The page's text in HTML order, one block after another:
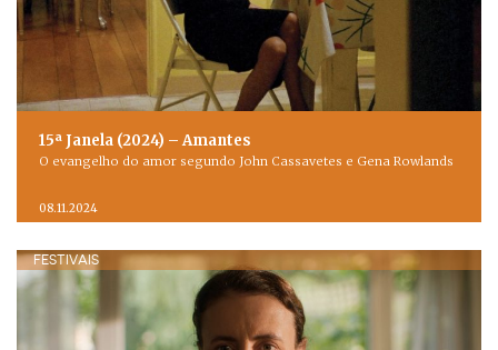
15ª Janela (2024) – Amantes
O evangelho do amor segundo John Cassavetes e Gena Rowlands
08.11.2024
FESTIVAIS